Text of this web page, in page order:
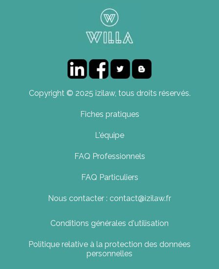
Copyright © 2025 izilaw, tous droits réservés.
Fiches pratiques
L'équipe
FAQ Professionnels
FAQ Particuliers
Nous contacter : contact@izilaw.fr
Conditions générales d'utilisation
Politique relative à la protection des données
personnelles